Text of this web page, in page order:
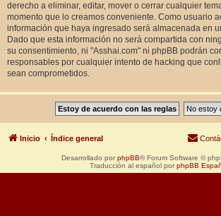
derecho a eliminar, editar, mover o cerrar cualquier
momento que lo creamos conveniente. Como usuario
información que haya ingresado será almacenada en
Dado que esta información no será compartida con
su consentimiento, ni "Asshai.com" ni phpBB podrán
responsables por cualquier intento de hacking que
sean comprometidos.
Inicio Índice general
Desarrollado por phpBB® Forum Software ©
Traducción al español por phpBB